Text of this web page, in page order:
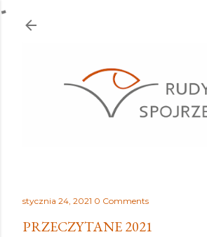
stycznia 24, 2021 0 Comments
PRZECZYTANE 2021